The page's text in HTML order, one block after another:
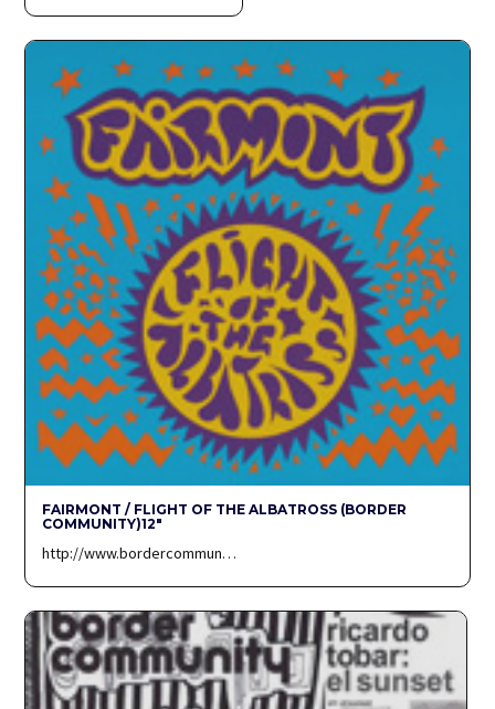
FAIRMONT / FLIGHT OF THE ALBATROSS (BORDER
COMMUNITY)12″
http://www.bordercommun…